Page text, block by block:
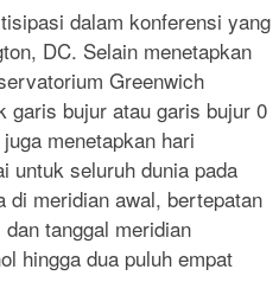
dalam konferensi yang
DC. Selain menetapkan
Greenwich
garis bujur atau garis bujur 0
menetapkan hari
untuk seluruh dunia pada
di meridian awal, bertepatan
tanggal meridian
hingga dua puluh empat